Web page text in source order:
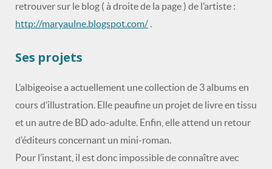
retrouver sur le blog ( à droite de la page ) de l’artiste :
http://maryaulne.blogspot.com/ .
Ses projets
L’albigeoise a actuellement une collection de 3 albums en
cours d’illustration. Elle peaufine un projet de livre en tissu
et un autre de BD ado-adulte. Enfin, elle attend un retour
d’éditeurs concernant un mini-roman.
Pour l’instant, il est donc impossible de connaître avec